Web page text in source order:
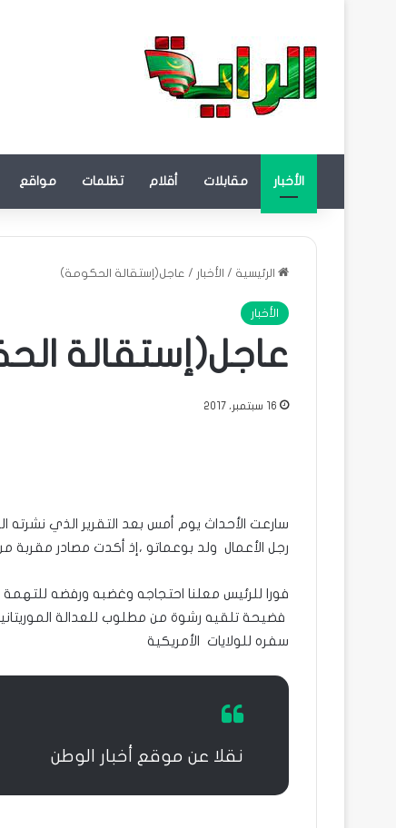
الأخبار مقابلات أقلام تظلمات مواقع
الرئيسية / الأخبار / عاجل(إستقالة الحكومة)
الأخبار
عاجل(إستقالة
16 سبتمبر، 2017
رجل الأعمال ولد بوعماتو ،إذ أكدت مصادر مقربة
فورا للرئيس معلنا احتجاجه وغضبه ورفضه
فضيحة تلقيه رشوة من مطلوب للعدالة
سفره للولايات الأمريكية
نقلا عن موقع أخبار الوطن